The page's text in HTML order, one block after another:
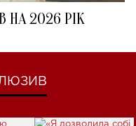
НА 2026 РІК